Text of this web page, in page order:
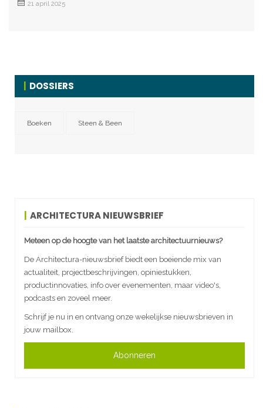
21 april 2025
DOSSIERS
Boeken Steen & Been
ARCHITECTURA NIEUWSBRIEF
Meteen op de hoogte van het laatste architectuurnieuws?
De Architectura-nieuwsbrief biedt een boeiende mix van
actualiteit, projectbeschrijvingen, opiniestukken,
productinnovaties, info over evenementen, maar video's,
podcasts en zoveel meer.
Schrijf je nu in en ontvang onze wekelijkse nieuwsbrieven in
jouw mailbox.
Abonneren